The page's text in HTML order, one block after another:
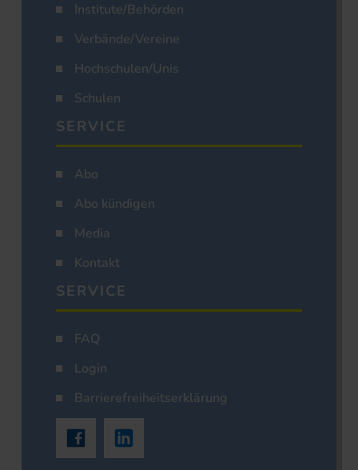
Institute/Behörden
Verbände/Vereine
Hochschulen/Unis
Schulen
SERVICE
Abo
Abo kündigen
Media
Kontakt
SERVICE
FAQ
Login
Barrierefreiheitserklärung